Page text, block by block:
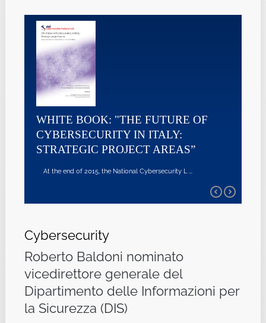
WHITE BOOK: "THE FUTURE OF
CYBERSECURITY IN ITALY:
STRATEGIC PROJECT AREAS”
At the end of 2015, the National Cybersecurity L ...
Cybersecurity
Roberto Baldoni nominato
vicedirettore generale del
Dipartimento delle Informazioni per
la Sicurezza (DIS)